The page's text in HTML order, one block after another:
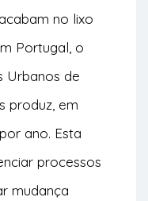
no lixo
Portugal, o
Urbanos de
produz, em
ano. Esta
processos
mudança